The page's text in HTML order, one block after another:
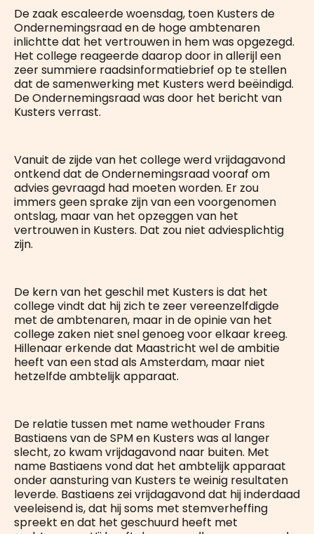
De zaak escaleerde woensdag, toen Kusters de
Ondernemingsraad en de hoge ambtenaren
inlichtte dat het vertrouwen in hem was opgezegd.
Het college reageerde daarop door in allerijl een
zeer summiere raadsinformatiebrief op te stellen
dat de samenwerking met Kusters werd beëindigd.
De Ondernemingsraad was door het bericht van
Kusters verrast.
Vanuit de zijde van het college werd vrijdagavond
ontkend dat de Ondernemingsraad vooraf om
advies gevraagd had moeten worden. Er zou
immers geen sprake zijn van een voorgenomen
ontslag, maar van het opzeggen van het
vertrouwen in Kusters. Dat zou niet adviesplichtig
zijn.
De kern van het geschil met Kusters is dat het
college vindt dat hij zich te zeer vereenzelfdigde
met de ambtenaren, maar in de opinie van het
college zaken niet snel genoeg voor elkaar kreeg.
Hillenaar erkende dat Maastricht wel de ambitie
heeft van een stad als Amsterdam, maar niet
hetzelfde ambtelijk apparaat.
De relatie tussen met name wethouder Frans
Bastiaens van de SPM en Kusters was al langer
slecht, zo kwam vrijdagavond naar buiten. Met
name Bastiaens vond dat het ambtelijk apparaat
onder aansturing van Kusters te weinig resultaten
leverde. Bastiaens zei vrijdagavond dat hij inderdaad
veeleisend is, dat hij soms met stemverheffing
spreekt en dat het geschuurd heeft met